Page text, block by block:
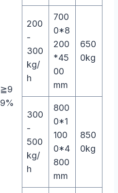
≧9
9%
200
-
300
kg/
h
700
0*8
200
*45
00
mm
650
0kg
300
-
500
kg/
h
800
0*1
100
0*4
800
mm
850
0kg